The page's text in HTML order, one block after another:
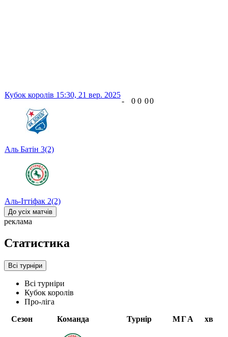
Кубок королів 15:30, 21 вер. 2025
Аль Батін 3(2)
Аль-Іттіфак 2(2)
- 0 0 00
До усіх матчів
реклама
Статистика
Всі турніри
Всі турніри
Кубок королів
Про-ліга
Сезон
Команда Турнір МГА хв